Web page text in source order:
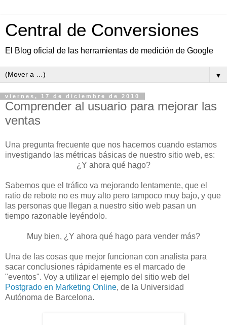
Central de Conversiones
El Blog oficial de las herramientas de medición de Google
▼
viernes, 17 de diciembre de 2010
Comprender al usuario para mejorar las
ventas
Una pregunta frecuente que nos hacemos cuando estamos
investigando las métricas básicas de nuestro sitio web, es:
¿Y ahora qué hago?
Sabemos que el tráfico va mejorando lentamente, que el
ratio de rebote no es muy alto pero tampoco muy bajo, y que
las personas que llegan a nuestro sitio web pasan un
tiempo razonable leyéndolo.
Muy bien, ¿Y ahora qué hago para vender más?
Una de las cosas que mejor funcionan con analista para
sacar conclusiones rápidamente es el marcado de
"eventos". Voy a utilizar el ejemplo del sitio web del
Postgrado en Marketing Online, de la Universidad
Autónoma de Barcelona.